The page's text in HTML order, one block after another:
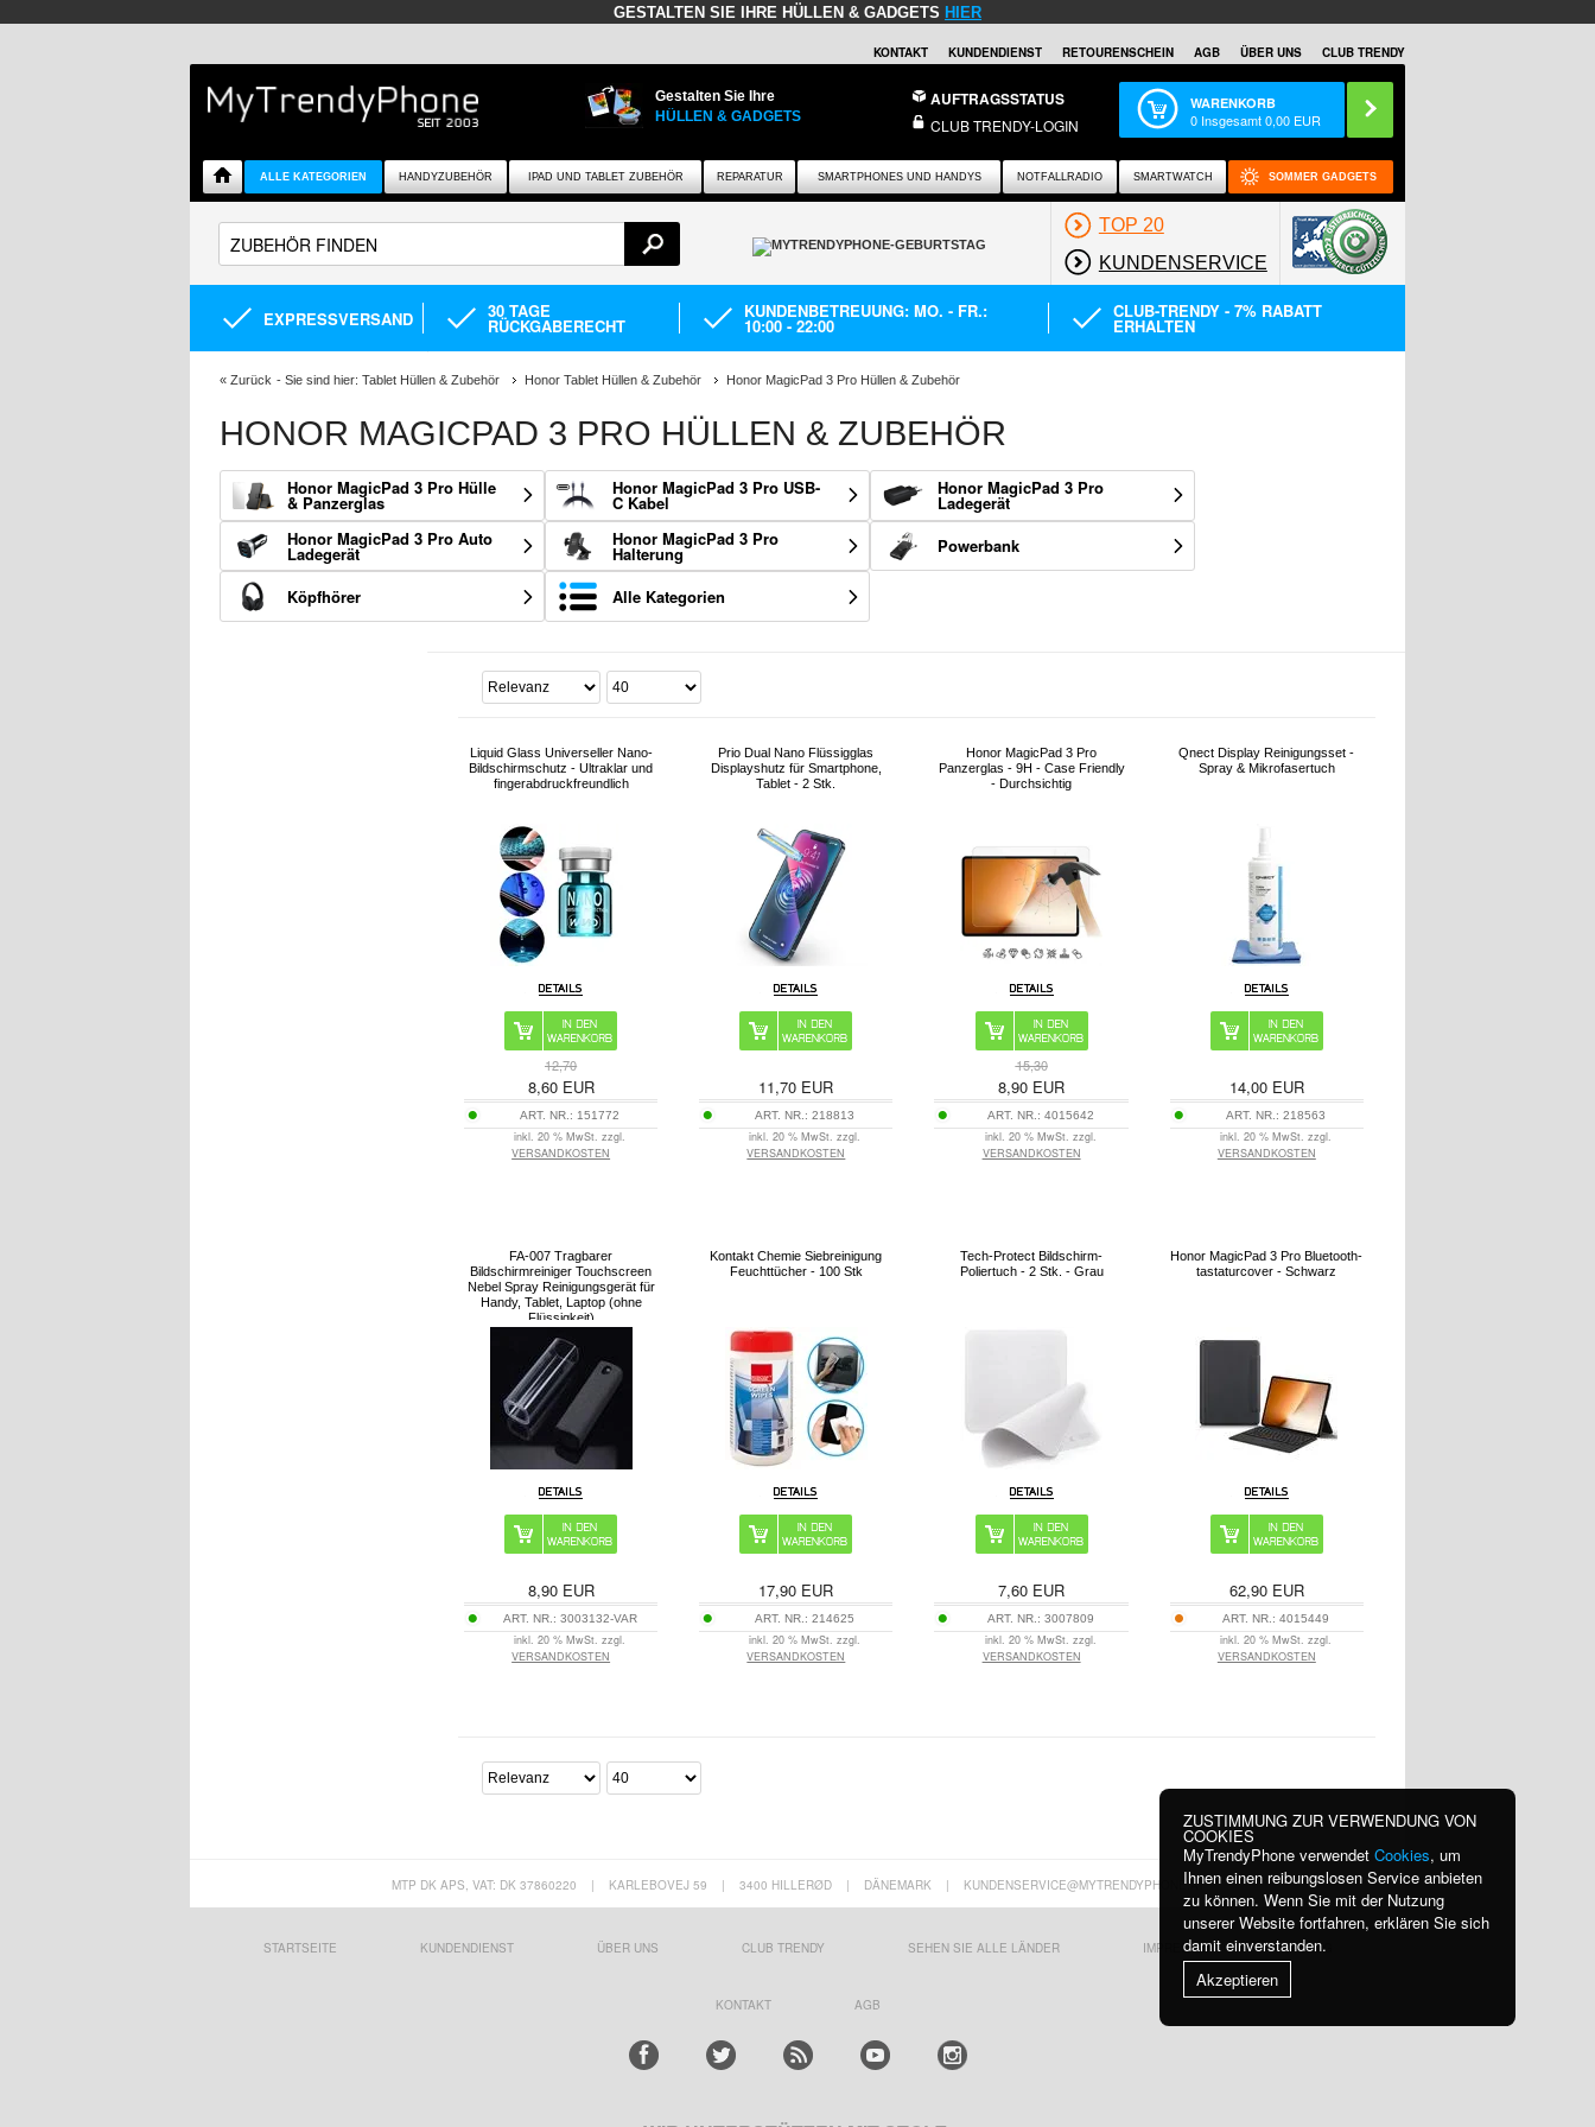
GESTALTEN SIE IHRE HÜLLEN & GADGETS HIER
KONTAKT KUNDENDIENST RETOURENSCHEIN AGB ÜBER UNS CLUB TRENDY
Gestalten Sie Ihre
HÜLLEN & GADGETS
AUFTRAGSSTATUS
CLUB TRENDY-LOGIN
WARENKORB
0 Insgesamt0,00 EUR
ALLE KATEGORIEN HANDYZUBEHÖR IPAD UND TABLET ZUBEHÖR REPARATUR SMARTPHONES UND HANDYS NOTFALLRADIO SMARTWATCH SOMMER GADGETS
TOP 20
KUNDENSERVICE
EXPRESSVERSAND 30 TAGE
RÜCKGABERECHT
KUNDENBETREUUNG: MO. - FR.:
10:00 - 22:00
CLUB-TRENDY - 7% RABATT
ERHALTEN
« Zurück - Sie sind hier: Tablet Hüllen & Zubehör Honor Tablet Hüllen & Zubehör Honor MagicPad 3 Pro Hüllen & Zubehör
HONOR MAGICPAD 3 PRO HÜLLEN & ZUBEHÖR
Honor MagicPad 3 Pro Hülle
& Panzerglas
Honor MagicPad 3 Pro USB-
C Kabel
Honor MagicPad 3 Pro
Ladegerät
Honor MagicPad 3 Pro Auto
Ladegerät
Honor MagicPad 3 Pro
Halterung Powerbank
Köpfhörer Alle Kategorien
Liquid Glass Universeller Nano-
Bildschirmschutz - Ultraklar und
fingerabdruckfreundlich
12,70
8,60EUR
ART. NR.: 151772
inkl. 20 % MwSt. zzgl.
VERSANDKOSTEN
Prio Dual Nano Flüssigglas
Displayshutz für Smartphone,
Tablet - 2 Stk.
11,70 EUR
ART. NR.:218813
inkl. 20 % MwSt. zzgl.
VERSANDKOSTEN
Honor MagicPad 3 Pro
Panzerglas - 9H - Case Friendly
- Durchsichtig
15,30
8,90 EUR
ART. NR.: 4015642
inkl. 20 % MwSt. zzgl.
VERSANDKOSTEN
Qnect Display Reinigungsset -
Spray & Mikrofasertuch
14,00EUR
ART. NR.: 218563
inkl. 20 % MwSt. zzgl.
VERSANDKOSTEN
FA-007 Tragbarer
Bildschirmreiniger Touchscreen
Nebel Spray Reinigungsgerät für
Handy, Tablet, Laptop (ohne
Flüssigkeit)
8,90EUR
ART. NR.: 3003132-VAR
inkl. 20 % MwSt. zzgl.
VERSANDKOSTEN
Kontakt Chemie Siebreinigung
Feuchttücher - 100 Stk
17,90 EUR
ART. NR.:214625
inkl. 20 % MwSt. zzgl.
VERSANDKOSTEN
Tech-Protect Bildschirm-
Poliertuch - 2 Stk. - Grau
7,60 EUR
ART. NR.: 3007809
inkl. 20 % MwSt. zzgl.
VERSANDKOSTEN
Honor MagicPad 3 Pro Bluetooth-
tastaturcover - Schwarz
62,90EUR
ART. NR.: 4015449
inkl. 20 % MwSt. zzgl.
VERSANDKOSTEN
MTP DK APS, VAT: DK 37860220 | KARLEBOVEJ 59 | 3400 HILLERØD | DÄNEMARK | KUNDENSERVICE@MYTRENDYPHONE.AT
STARTSEITE KUNDENDIENST ÜBER UNS CLUB TRENDY SEHEN SIE ALLE LÄNDER IMPRESSUM BLOG
KONTAKT AGB
ZUSTIMMUNG ZUR VERWENDUNG VON
COOKIES
MyTrendyPhone verwendet Cookies, um
Ihnen einen reibungslosen Service anbieten
zu können. Wenn Sie mit der Nutzung
unserer Website fortfahren, erklären Sie sich
damit einverstanden.
Akzeptieren